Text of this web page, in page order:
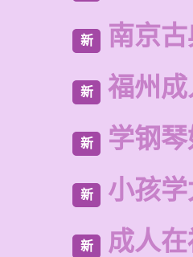
新 南京古
新 福州
新 学钢
新 小孩
新 成人